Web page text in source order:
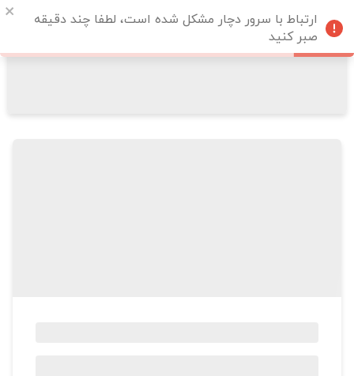
ارتباط با سرور دچار مشکل شده است، لطفا چند دقیقه
صبر کنید